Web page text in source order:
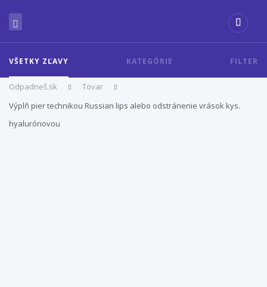
VŠETKY ZĽAVY KATEGÓRIE FILTER
Odpadneš.sk
Tovar
Výplň pier technikou Russian lips alebo odstránenie vrások kys.
hyalurónovou